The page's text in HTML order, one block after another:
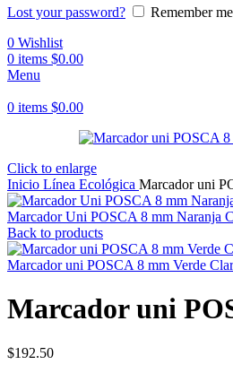
Lost your password?
Remember me
0 Wishlist
0 items $0.00
Menu
0 items $0.00
Click to enlarge
Inicio Línea Ecológica Marcador uni
Marcador Uni POSCA 8 mm Naranja
Back to products
Marcador uni POSCA 8 mm Verde
Marcador uni
$192.50